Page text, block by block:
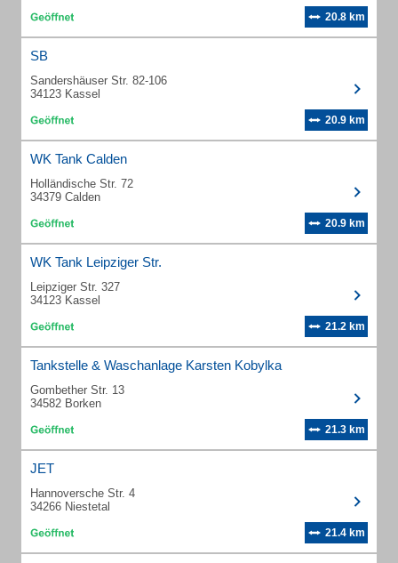
20.8 km
SB
Sandershäuser Str. 82-106
34123 Kassel
20.9 km
WK Tank Calden
Holländische Str. 72
34379 Calden
20.9 km
WK Tank Leipziger Str.
Leipziger Str. 327
34123 Kassel
21.2 km
Tankstelle & Waschanlage Karsten Kobylka
Gombether Str. 13
34582 Borken
21.3 km
JET
Hannoversche Str. 4
34266 Niestetal
21.4 km